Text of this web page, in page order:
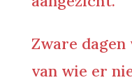
Zware dagen
van wie er